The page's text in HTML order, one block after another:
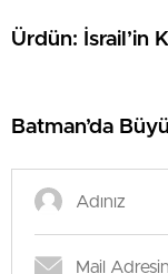
Ürdün: İsrail’in
Batman’da